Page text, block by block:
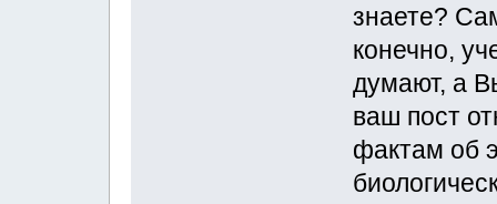
знаете?
конечно,
думают, а
ваш пост
фактам об